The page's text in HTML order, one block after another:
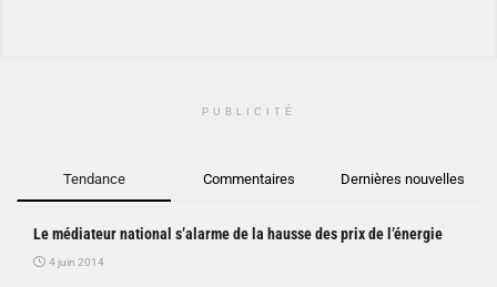
PUBLICITÉ
Tendance Commentaires Dernières nouvelles
Le médiateur national s’alarme de la hausse des prix de l’énergie
4 juin 2014